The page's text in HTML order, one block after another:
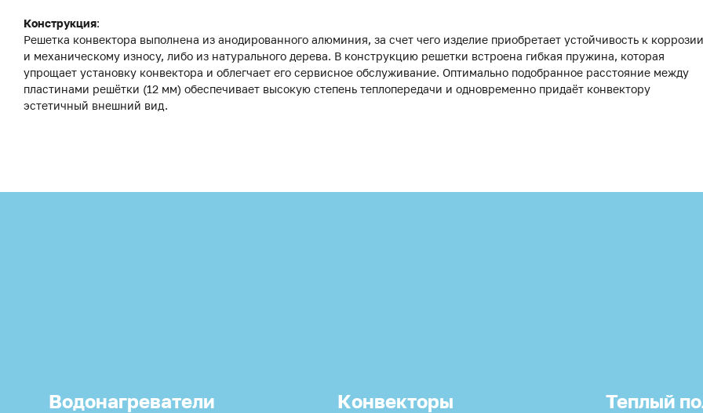
Конструкция:
Решетка конвектора выполнена из анодированного алюминия, за счет чего изделие приобретает устойчивость к коррозии
и механическому износу, либо из натурального дерева. В конструкцию решетки встроена гибкая пружина, которая
упрощает установку конвектора и облегчает его сервисное обслуживание. Оптимально подобранное расстояние между
пластинами решётки (12 мм) обеспечивает высокую степень теплопередачи и одновременно придаёт конвектору
эстетичный внешний вид.
Водонагреватели Конвекторы Теплый